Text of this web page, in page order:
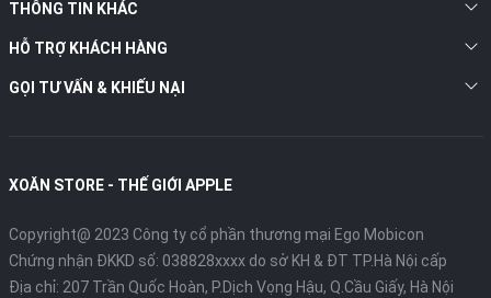
THÔNG TIN KHÁC
HỖ TRỢ KHÁCH HÀNG
GỌI TƯ VẤN & KHIẾU NẠI
XOĂN STORE - THẾ GIỚI APPLE
Copyright@ 2023 Công ty cổ phần thương mại Ego Mobicon
Chứng nhận ĐKKD số: 038828xxxx do sở KH & ĐT TP.Hà Nội cấp
Địa chỉ: 207 Trần Quốc Hoàn, P.Dịch Vọng Hậu, Q.Cầu Giấy, Hà Nội